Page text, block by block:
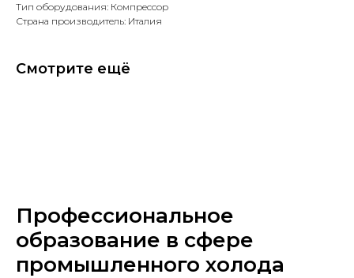
Тип оборудования: Компрессор
Страна производитель: Италия
Смотрите ещё
Профессиональное
образование в сфере
промышленного холода